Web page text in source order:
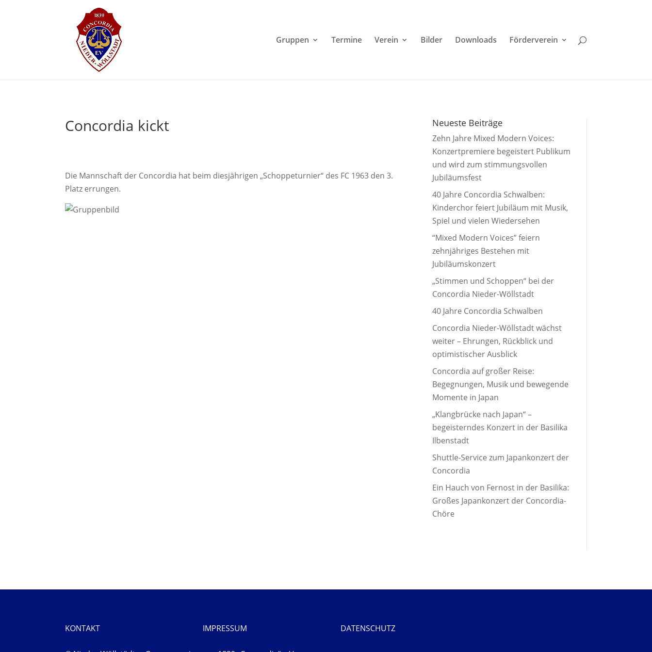
Gruppen Termine Verein Bilder Downloads Förderverein
Concordia kickt
Die Mannschaft der Concordia hat beim diesjährigen „Schoppeturnier“ des FC 1963 den 3.
Platz errungen.
Neueste Beiträge
Zehn Jahre Mixed Modern Voices:
Konzertpremiere begeistert Publikum
und wird zum stimmungsvollen
Jubiläumsfest
40 Jahre Concordia Schwalben:
Kinderchor feiert Jubiläum mit Musik,
Spiel und vielen Wiedersehen
“Mixed Modern Voices” feiern
zehnjähriges Bestehen mit
Jubiläumskonzert
„Stimmen und Schoppen“ bei der
Concordia Nieder-Wöllstadt
40 Jahre Concordia Schwalben
Concordia Nieder-Wöllstadt wächst
weiter – Ehrungen, Rückblick und
optimistischer Ausblick
Concordia auf großer Reise:
Begegnungen, Musik und bewegende
Momente in Japan
„Klangbrücke nach Japan“ –
begeisterndes Konzert in der Basilika
Ilbenstadt
Shuttle-Service zum Japankonzert der
Concordia
Ein Hauch von Fernost in der Basilika:
Großes Japankonzert der Concordia-
Chöre
KONTAKT IMPRESSUM DATENSCHUTZ